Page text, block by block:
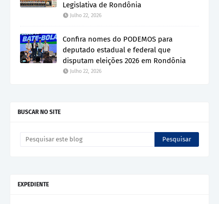
Legislativa de Rondônia
Julho 22, 2026
Confira nomes do PODEMOS para
deputado estadual e federal que
disputam eleições 2026 em Rondônia
Julho 22, 2026
BUSCAR NO SITE
EXPEDIENTE